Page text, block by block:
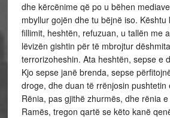
dhe kërcënime që po u bëhen
mbyllur gojën dhe tu bëjnë iso.
fillimit, heshtën, refuzuan, u tallën me
lëvizën gishtin për të mbrojtur
terrorizoheshin. Ata heshtën, sepse e
Kjo sepse janë brenda, sepse
droge, dhe duan të rrënjosin pushtetin
Rënia, pas gjithë zhurmës, dhe rënia
Ramës, tregon qartë se këto kanë